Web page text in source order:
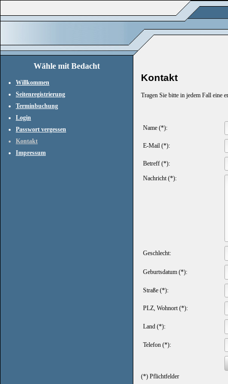
Wähle mit Bedacht
Willkommen
Seitenregistrierung
Terminbuchung
Login
Passwort vergessen
Kontakt
Impressum
Kontakt
Tragen Sie bitte in jedem Fall eine
Name (*):
E-Mail (*):
Betreff (*):
Nachricht (*):
Geschlecht:
Geburtsdatum (*):
Straße (*):
PLZ, Wohnort (*):
Land (*):
Telefon (*):
(*) Pflichtfelder